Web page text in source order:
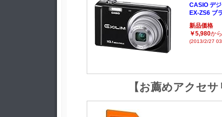
CASIO デ
EX-ZS6 ブ
新品価格
￥5,980から
(2013/2/27
【お薦めアクセ